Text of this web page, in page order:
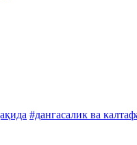
#дангасалик ва